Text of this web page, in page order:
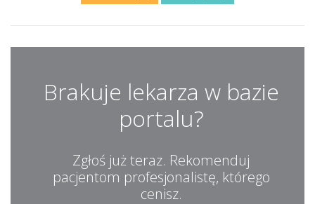
Brakuje lekarza w bazie
portalu?
Zgłoś już teraz. Rekomenduj
pacjentom profesjonalistę, którego
cenisz.